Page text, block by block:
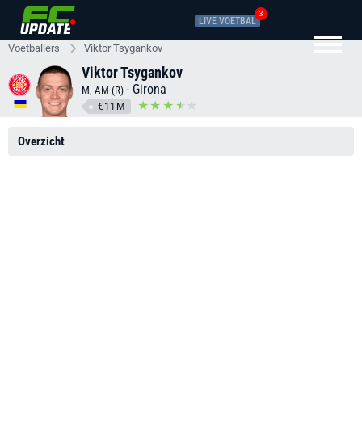
LIVE VOETBAL
3
Voetballers Viktor Tsygankov
Viktor Tsygankov
M, AM (R) - Girona
€11M
Overzicht